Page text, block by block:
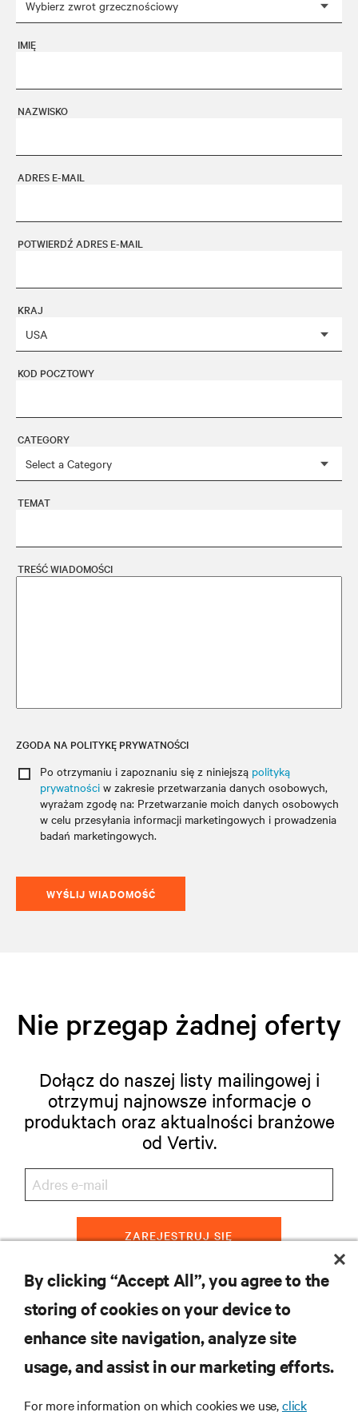
IMIĘ
NAZWISKO
ADRES E-MAIL
POTWIERDŹ ADRES E-MAIL
KRAJ
KOD POCZTOWY
CATEGORY
TEMAT
TREŚĆ WIADOMOŚCI
ZGODA NA POLITYKĘ PRYWATNOŚCI
Po otrzymaniu i zapoznaniu się z niniejszą polityką
prywatności w zakresie przetwarzania danych osobowych,
wyrażam zgodę na: Przetwarzanie moich danych osobowych
w celu przesyłania informacji marketingowych i prowadzenia
badań marketingowych.
WYŚLIJ WIADOMOŚĆ
Nie przegap żadnej oferty
Dołącz do naszej listy mailingowej i
otrzymuj najnowsze informacje o
produktach oraz aktualności branżowe
od Vertiv.
ZAREJESTRUJ SIĘ
WSPARCIE
By clicking “Accept All”, you agree to the
storing of cookies on your device to
enhance site navigation, analyze site
usage, and assist in our marketing efforts.
For more information on which cookies we use,click